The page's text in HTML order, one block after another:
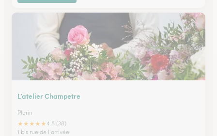
L’atelier Champetre
Plerin
★★★★★4.8 (38)
1 bis rue de l'arrivée